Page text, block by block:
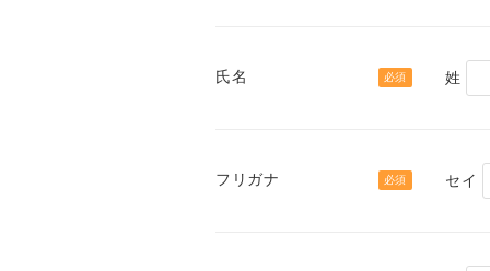
氏名 必須 姓
フリガナ 必須 セイ